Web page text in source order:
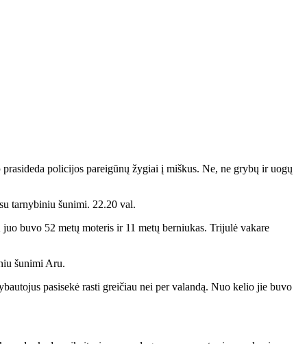
policijos pareigūnų žygiai į miškus. Ne, ne grybų ir uogų
tarnybiniu šunimi. 22.20 val.
buvo 52 metų moteris ir 11 metų berniukas. Trijulė vakare
šunimi Aru.
pasisekė rasti greičiau nei per valandą. Nuo kelio jie buvo